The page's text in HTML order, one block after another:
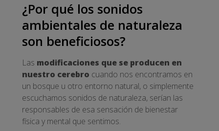
¿Por qué los sonidos
ambientales de naturaleza
son beneficiosos?
Las modificaciones que se producen en
nuestro cerebro cuando nos encontramos en
un bosque u otro entorno natural, o simplemente
escuchamos sonidos de naturaleza, serían las
responsables de esa sensación de bienestar
física y mental que sentimos.